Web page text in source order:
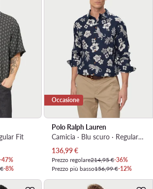
Fit
-47%
-8%
Occasione
Polo Ralph Lauren
Camicia · Blu scuro · Regular Fit
Prezzo attuale
136,99€
Prezzo regolare214,95 €-36%
Prezzo più basso156,99 €-12%